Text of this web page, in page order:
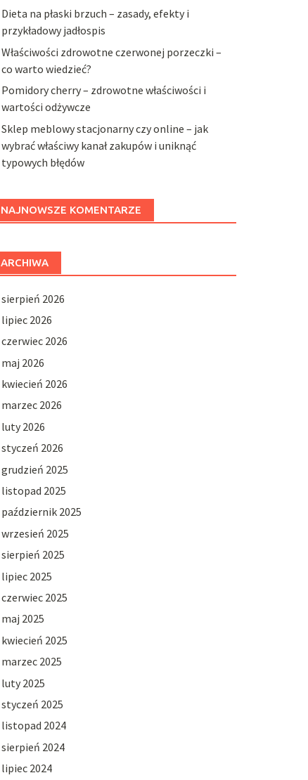
Dieta na płaski brzuch – zasady, efekty i
przykładowy jadłospis
Właściwości zdrowotne czerwonej porzeczki –
co warto wiedzieć?
Pomidory cherry – zdrowotne właściwości i
wartości odżywcze
Sklep meblowy stacjonarny czy online – jak
wybrać właściwy kanał zakupów i uniknąć
typowych błędów
NAJNOWSZE KOMENTARZE
ARCHIWA
sierpień 2026
lipiec 2026
czerwiec 2026
maj 2026
kwiecień 2026
marzec 2026
luty 2026
styczeń 2026
grudzień 2025
listopad 2025
październik 2025
wrzesień 2025
sierpień 2025
lipiec 2025
czerwiec 2025
maj 2025
kwiecień 2025
marzec 2025
luty 2025
styczeń 2025
listopad 2024
sierpień 2024
lipiec 2024